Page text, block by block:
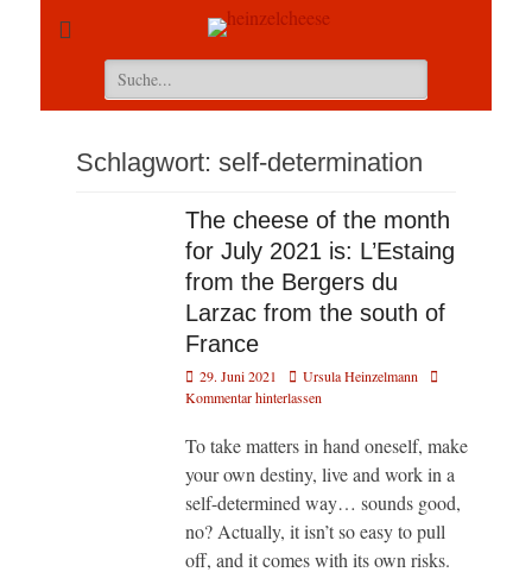
nach:
Schlagwort: self-determination
The cheese of the month
for July 2021 is: L’Estaing
from the Bergers du
Larzac from the south of
France
Veröffentlicht
am
29. Juni 2021 AutorUrsula Heinzelmann
Kommentar hinterlassen
To take matters in hand oneself, make
your own destiny, live and work in a
self-determined way… sounds good,
no? Actually, it isn’t so easy to pull
off, and it comes with its own risks.